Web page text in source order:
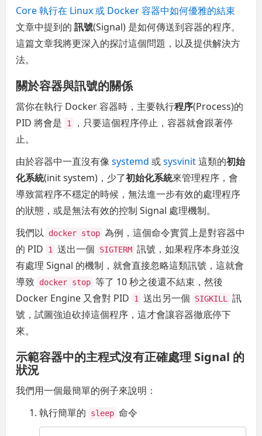
Core 執行在 Linux 或 Docker 容器中如何優雅的結束
文章中提到的訊號(Signal) 是如何傳送到容器的程序。
這篇文章我將更深入的探討這個問題，以及提供解決方
法。
關於容器與訊號的關係
當你在執行 Docker 容器時，主要執行程序(Process)的
PID 將會是
1
，只要這個程序停止，容器就會跟著停
止。
由於容器中一直沒有像systemd 或sysvinit這類的初始
化系統(init system)，少了初始化系統來管理程序，會
導致當程序不穩定的時候，無法進一步有效的處理程序
的狀態，或是無法有效的控制 Signal 處理機制。
我們以
docker stop 為例，這個命令實質上是對容器中
的 PID
1 送出一個 SIGTERM 訊號，如果程序本身並沒
有處理 Signal 的機制，就會直接忽略這類訊號，這就會
導致 docker stop 等了 10 秒之後還不結束，然後
Docker Engine 又會對 PID
1 送出另一個 SIGKILL
訊
號，試圖強迫砍掉這個程序，這才會讓容器徹底停下
來。
示範容器中的主程式沒有正確處理 Signal 的
狀況
我們用一個最簡單的例子來說明：
執行簡單的
sleep 命令